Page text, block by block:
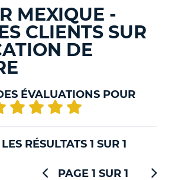
MEXIQUE -
CLIENTS SUR
DE
ÉVALUATIONS POUR
RÉSULTATS 1 SUR 1
PAGE 1 SUR 1